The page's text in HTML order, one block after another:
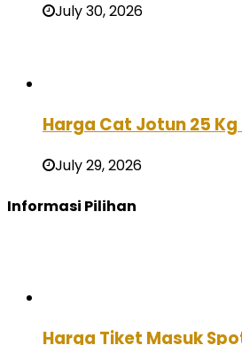
July 30, 2026
Harga Cat Jotun 25
July 29, 2026
Informasi Pilihan
Harga Tiket Masuk